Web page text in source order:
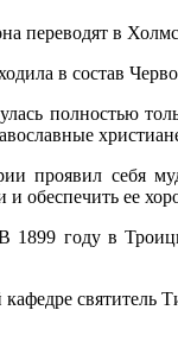
переводят в
в состав
полностью
проявил себя
обеспечить ее
1899 году в